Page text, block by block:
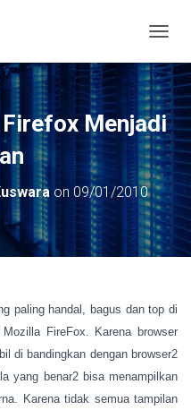
O
G
G
L
E
N
A
V
I
G
A
T
Menjadi
on 09/01/2010
paling handal, bagus dan top di
FireFox. Karena browser
di bandingkan dengan browser2
yang benar2 bisa menampilkan
Karena tidak semua tampilan